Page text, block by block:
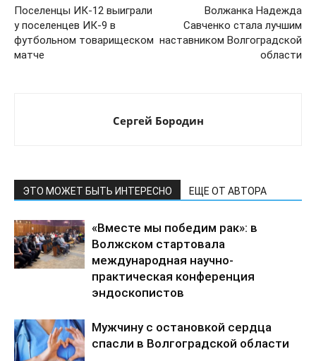
Поселенцы ИК-12 выиграли
у поселенцев ИК-9 в
футбольном товарищеском
матче
Волжанка Надежда
Савченко стала лучшим
наставником Волгоградской
области
Сергей Бородин
ЭТО МОЖЕТ БЫТЬ ИНТЕРЕСНО ЕЩЕ ОТ АВТОРА
«Вместе мы победим рак»: в
Волжском стартовала
международная научно-
практическая конференция
эндоскопистов
Мужчину с остановкой сердца
спасли в Волгоградской области